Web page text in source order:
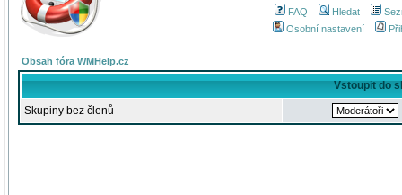
FAQ Hledat
Osobní nastavení
Obsah fóra WMHelp.cz
Vstoupit do
Skupiny bez členů